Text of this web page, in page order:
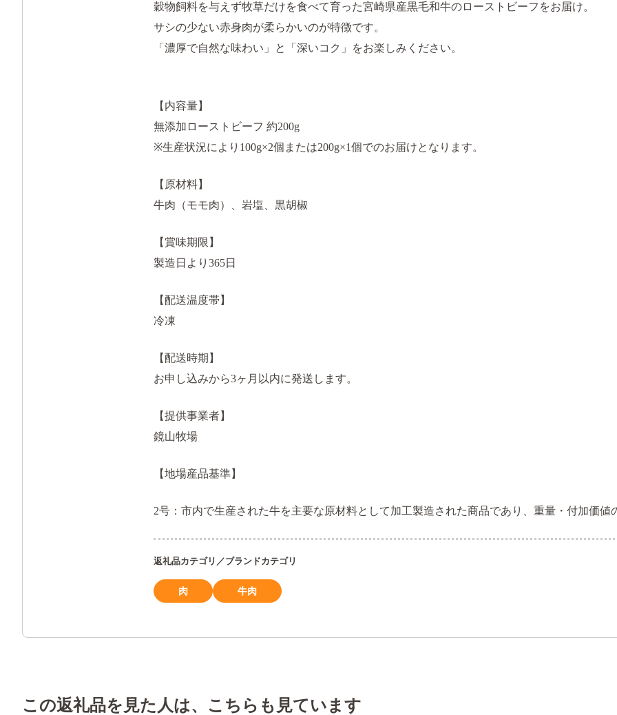
穀物飼料を与えず牧草だけを食べて育った宮崎県産黒毛和牛のローストビーフをお届け。
サシの少ない赤身肉が柔らかいのが特徴です。
「濃厚で自然な味わい」と「深いコク」をお楽しみください。
【内容量】
無添加ローストビーフ 約200g
※生産状況により100g×2個または200g×1個でのお届けとなります。
【原材料】
牛肉（モモ肉）、岩塩、黒胡椒
【賞味期限】
製造日より365日
【配送温度帯】
冷凍
【配送時期】
お申し込みから3ヶ月以内に発送します。
【提供事業者】
鏡山牧場
【地場産品基準】
2号：市内で生産された牛を主要な原材料として加工製造された商品であり、重量・付加価値
返礼品カテゴリ／ブランドカテゴリ
肉 牛肉
この返礼品を見た人は、こちらも見ています